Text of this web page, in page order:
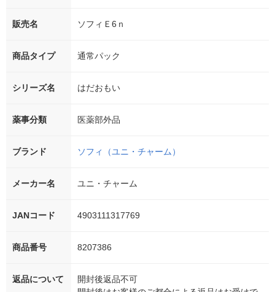
販売名 ソフィＥ6ｎ
商品タイプ 通常パック
シリーズ名 はだおもい
薬事分類 医薬部外品
ブランド ソフィ（ユニ・チャーム）
メーカー名 ユニ・チャーム
JANコード 4903111317769
商品番号 8207386
返品について
開封後返品不可